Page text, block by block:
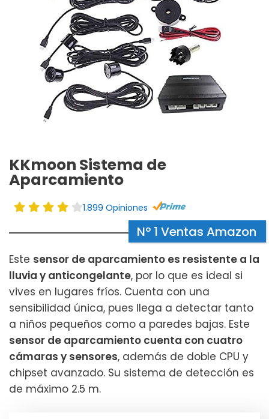
KKmoon Sistema de
Aparcamiento
1.899 Opiniones
Nº 1 Ventas Amazon
Este sensor de aparcamiento es resistente a la
lluvia y anticongelante, por lo que es ideal si
vives en lugares fríos. Cuenta con una
sensibilidad única, pues llega a detectar tanto
a niños pequeños como a paredes bajas. Este
sensor de aparcamiento cuenta con cuatro
cámaras y sensores, además de doble CPU y
chipset avanzado. Su sistema de detección es
de máximo 2.5 m.